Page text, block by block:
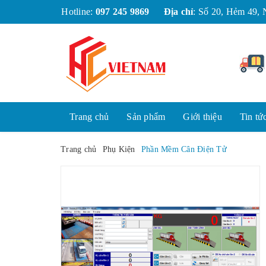
Hotline: 097 245 9869 Địa chỉ: Số 20, Hẻm 49,
Trang chủ Sản phẩm Giới thiệu Tin
Trang chủ Phụ Kiện Phần Mềm Cân Điện Tử